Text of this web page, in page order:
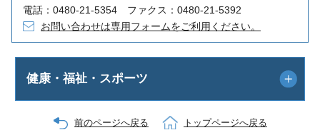
電話：0480-21-5354 ファクス：0480-21-5392
お問い合わせは専用フォームをご利用ください。
健康・福祉・スポーツ
前のページへ戻る トップページへ戻る